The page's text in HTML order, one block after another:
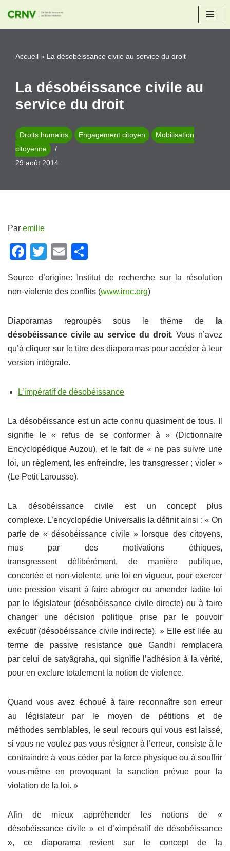
Aller
contenu
Accueil » La désobéissance civile au service du droit
La désobéissance civile au
service du droit
Droits humains Engagement citoyen
Mobilisation
citoyenne
29 août 2014
Par emilie
F
c
b
o
o
k
T
tt
E
ail ta
er
Source d’origine: Institut de recherche sur la résolution
non-violente des conflits (www.irnc.org)
Diaporamas regroupés sous le thème de
la
désobéissance civile au service du droit. Vous n’avez
qu’à cliquer sur le titre des diaporamas pour accéder à leur
version intégrale.
L’impératif de désobéissance
La désobéissance est un acte connu quasiment de tous. Il
signifie le « refus de se conformer à » (Dictionnaire
Encyclopédique Auzou), et le fait de « ne pas suivre une
loi, un règlement, les enfreindre, les transgresser ; violer »
(Le Petit Larousse).
La désobéissance civile est un concept plus
complexe. L’encyclopédie Universalis la définit ainsi : « On
parle de « désobéissance civile » lorsque des citoyens,
mus par des motivations éthiques,
transgressent délibérément, de manière publique,
concertée et non-violente, une loi en vigueur, pour exercer
une pression visant à faire abroger ou amender ladite loi
par le législateur (désobéissance civile directe) ou à faire
changer une décision politique prise par le pouvoir
exécutif (désobéissance civile indirecte). » Elle est liée au
terme de passive resistance que Gandhi remplacera
par celui de satyâgraha, qui signifie l’adhésion à la vérité,
pour en exclure totalement la notion de violence.
Quand vous avez échoué à faire reconnaître son erreur
au législateur par le moyen de pétitions et de
méthodes semblables, le seul recours qui vous est laissé,
si vous ne voulez pas vous résigner à l’erreur, consiste à le
contraindre à vous céder par la force physique ou à souffrir
vous-même en provoquant la sanction prévue pour la
violation de la loi. »
Afin de mieux appréhender les notions de «
désobéissance civile » et d’«impératif de désobéissance
», ce diaporama revient sur le concept de la